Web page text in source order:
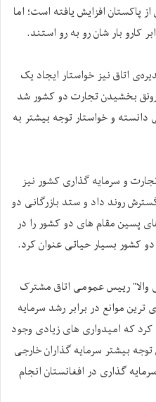
پاکستان افزایش یافته است؛ اما
کارو بار شان رو به رو استند.
اتاق نیز خواستار ایجاد یک
بخشیدن تجارت دو کشور شد
دانسته و خواستار توجه بیشتر به
و سرمایه گذاری کشور نیز
روند داد و ستد بازرگانی دو
پسین مقام های دو کشور را در
کشور بسیار حیاتی عنوان کرد.
والا" رییس عمومی اتاق مشترک
ترین موانع در برابر رشد سرمایه
کرد که امیدواری های زیادی وجود
توجه بیشتر سرمایه گذاران خارجی
گذاری در افغانستان انجام